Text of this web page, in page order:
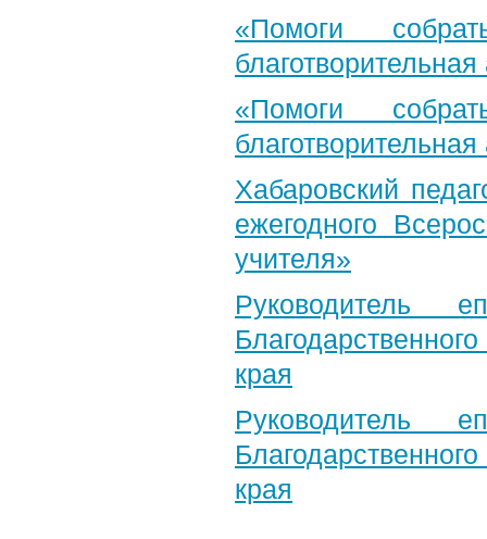
«Помоги
«Помоги
Хабаровский
ежегодного
учителя»
Руководитель
края
Руководитель
края